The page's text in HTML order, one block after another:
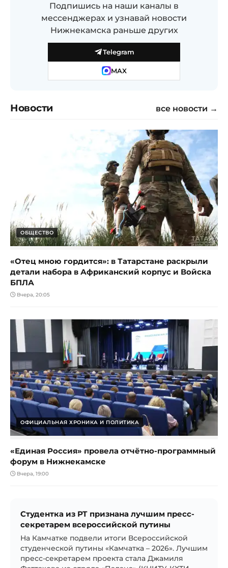
Подпишись на наши каналы в
мессенджерах и узнавай новости
Нижнекамска раньше других
Telegram
MAX
Новости все новости →
ОБЩЕСТВО
«Отец мною гордится»: в Татарстане раскрыли
детали набора в Африканский корпус и Войска
БПЛА
Вчера, 20:05
ОФИЦИАЛЬНАЯ ХРОНИКА И ПОЛИТИКА
«Единая Россия» провела отчётно-программный
форум в Нижнекамске
Вчера, 19:00
Студентка из РТ признана лучшим пресс-
секретарем всероссийской путины
На Камчатке подвели итоги Всероссийской
студенческой путины «Камчатка – 2026». Лучшим
пресс-секретарем проекта стала Джамиля